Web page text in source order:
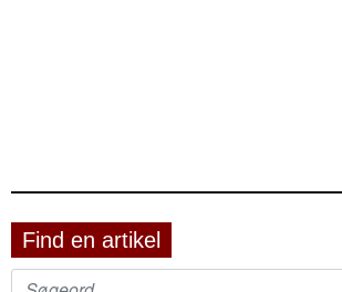
Find en artikel